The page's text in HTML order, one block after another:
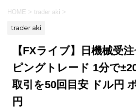
HOME > trader aki >
trader aki
【FXライブ】日機械受
ピングトレード 1分で
取引を50回目安 ドル円
円